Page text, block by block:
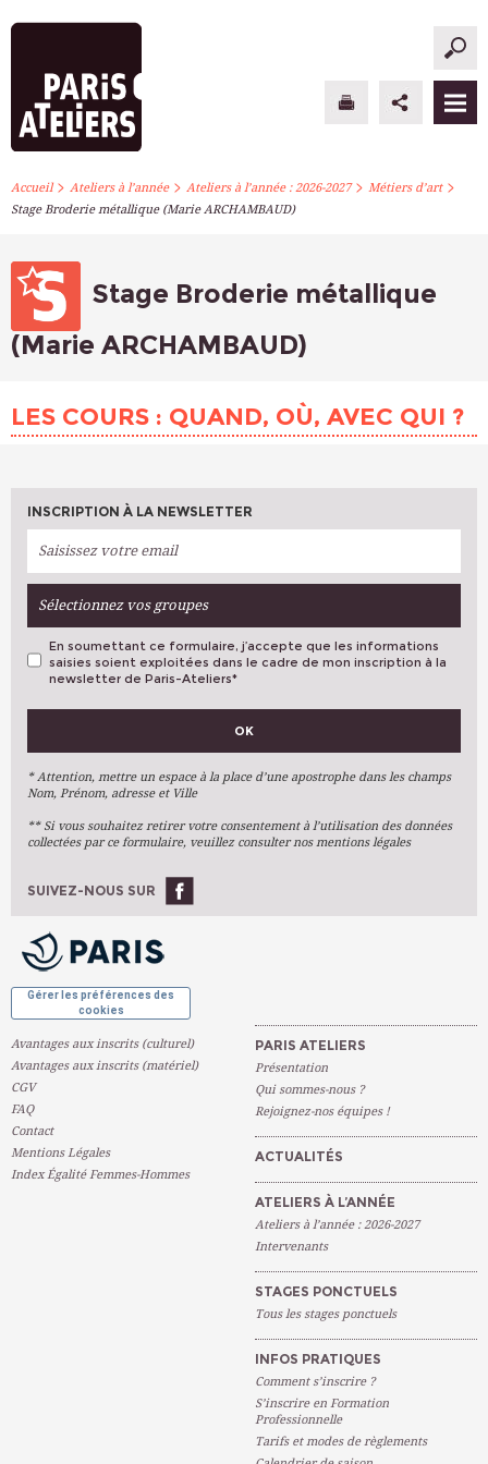
PARIS ATELIERS
ATELIERS À L’ANNÉE
STAGES PONCTUELS
S’INSCRIRE
Accueil> Ateliers à l’année> Ateliers à l’année : 2026-2027> Métiers d’art>
Stage Broderie métallique (Marie ARCHAMBAUD)
Stage Broderie métallique
(Marie ARCHAMBAUD)
LES COURS : QUAND, OÙ, AVEC QUI ?
INSCRIPTION À LA NEWSLETTER
Sélectionnez vos groupes
VOS PRÉFÉRENCES
Arts Plastiques
Arts Du Texte
Arts Numériques
Ateliers À L'année
En soumettant ce formulaire, j’accepte que les informations
saisies soient exploitées dans le cadre de mon inscription à la
newsletter de Paris-Ateliers*
OK
* Attention, mettre un espace à la place d’une apostrophe dans les champs
Nom, Prénom, adresse et Ville
** Si vous souhaitez retirer votre consentement à l’utilisation des données
collectées par ce formulaire, veuillez consulter nos mentions légales
SUIVEZ-NOUS SUR
Gérer les préférences des
cookies
Avantages aux inscrits (culturel)
Avantages aux inscrits (matériel)
CGV
FAQ
Contact
Mentions Légales
Index Égalité Femmes-Hommes
PARIS ATELIERS
Présentation
Qui sommes-nous ?
Rejoignez-nos équipes !
ACTUALITÉS
ATELIERS À L’ANNÉE
Ateliers à l’année : 2026-2027
Intervenants
STAGES PONCTUELS
Tous les stages ponctuels
INFOS PRATIQUES
Comment s’inscrire ?
S’inscrire en Formation
Professionnelle
Tarifs et modes de règlements